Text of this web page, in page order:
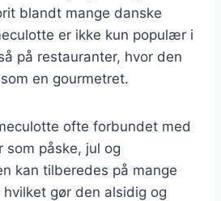
blandt mange danske
er ikke kun populær i
på restauranter, hvor den
en gourmetret.
ofte forbundet med
som påske, jul og
kan tilberedes på mange
gør den alsidig og